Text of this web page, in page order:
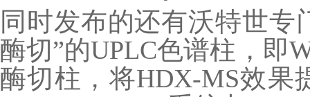
同时发布的还有沃特世专
酶切”的UPLC色谱柱，即
酶切柱，将HDX-MS效果